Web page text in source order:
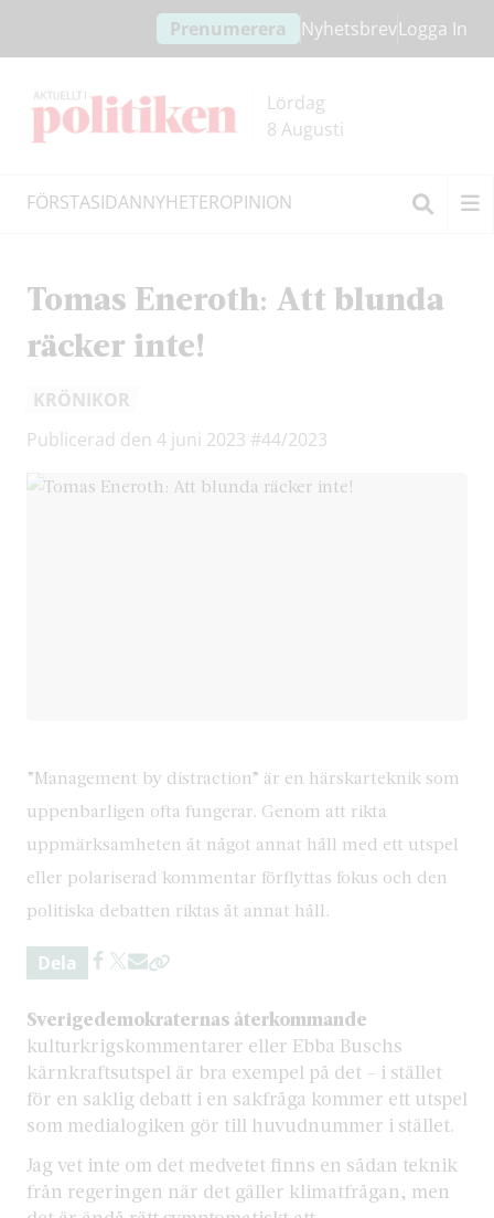
innehållet
headern
Prenumerera NyhetsbrevLogga In
Lördag
8 Augusti
FÖRSTASIDANNYHETEROPINION
Tomas Eneroth: Att blunda
räcker inte!
KRÖNIKOR
Publicerad den 4 juni 2023 #44/2023
”Management by distraction” är en härskarteknik som
uppenbarligen ofta fungerar. Genom att rikta
uppmärksamheten åt något annat håll med ett utspel
eller polariserad kommentar förflyttas fokus och den
politiska debatten riktas åt annat håll.
Dela
Sverigedemokraternas återkommande
kulturkrigskommentarer eller Ebba Buschs
kärnkraftsutspel är bra exempel på det – i stället
för en saklig debatt i en sakfråga kommer ett utspel
som medialogiken gör till huvudnummer i stället.
Jag vet inte om det medvetet finns en sådan teknik
från regeringen när det gäller klimatfrågan, men